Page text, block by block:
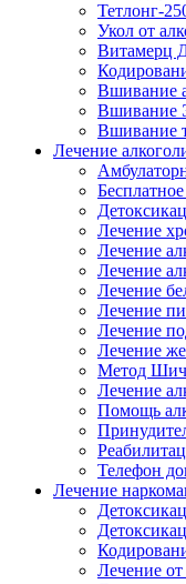
Тетлонг-
Укол от
Витамерц
Вшивание
Вшивание
Вшивание
Лечение
Лечение
Лечение
Лечение
Лечение
Лечение
Лечение
Лечение
Метод
Лечение
Помощь
Телефон
Лечение
Лечение